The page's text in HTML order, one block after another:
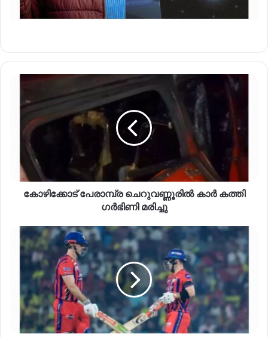
കോഴിക്കോട് പേരാമ്പ്ര ചെറുവണ്ണൂരിൽ കാർ കത്തി
ഗർഭിണി മരിച്ചു